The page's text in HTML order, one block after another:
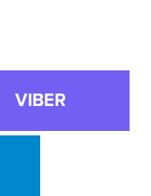
VIBER